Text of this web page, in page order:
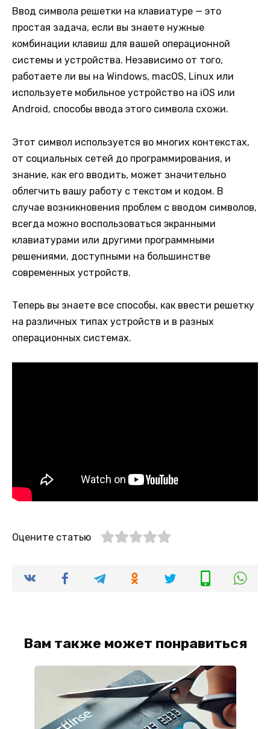
Ввод символа решетки на клавиатуре — это
простая задача, если вы знаете нужные
комбинации клавиш для вашей операционной
системы и устройства. Независимо от того,
работаете ли вы на Windows, macOS, Linux или
используете мобильное устройство на iOS или
Android, способы ввода этого символа схожи.
Этот символ используется во многих контекстах,
от социальных сетей до программирования, и
знание, как его вводить, может значительно
облегчить вашу работу с текстом и кодом. В
случае возникновения проблем с вводом символов,
всегда можно воспользоваться экранными
клавиатурами или другими программными
решениями, доступными на большинстве
современных устройств.
Теперь вы знаете все способы, как ввести решетку
на различных типах устройств и в разных
операционных системах.
Оцените статью
Вам также может понравиться